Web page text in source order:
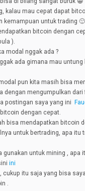
kalau mau cepat dapat
kemampuan untuk trading
bitcoin dengan
).
modal nggak ada ?
ada gimana mau
pun kita masih bisa
dengan mengumpulkan dari
postingan saya yang ini
dengan cepat.
bisa mendapatkan bitcoin
untuk bertrading, apa itu
gunakan untuk mining , apa
ini
cukup itu saja yang bisa
.